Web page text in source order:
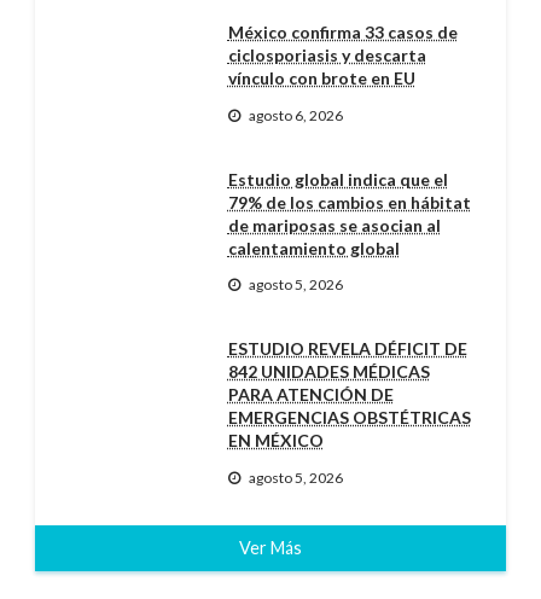
México confirma 33 casos de
ciclosporiasis y descarta
vínculo con brote en EU
agosto 6, 2026
Estudio global indica que el
79% de los cambios en hábitat
de mariposas se asocian al
calentamiento global
agosto 5, 2026
ESTUDIO REVELA DÉFICIT DE
842 UNIDADES MÉDICAS
PARA ATENCIÓN DE
EMERGENCIAS OBSTÉTRICAS
EN MÉXICO
agosto 5, 2026
Ver Más